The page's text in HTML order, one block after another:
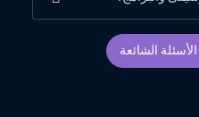
الشائعة